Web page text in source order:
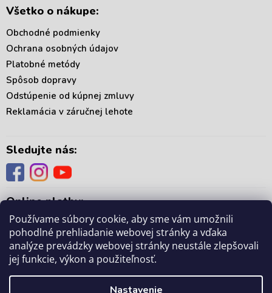
Používame súbory cookie, aby sme vám umožnili
pohodlné prehliadanie webovej stránky a vďaka
analýze prevádzky webovej stránky neustále zlepšovali
jej funkcie, výkon a použiteľnosť.
Nastavenie
Všetko o nákupe:
Obchodné podmienky
Ochrana osobných údajov
Platobné metódy
Spôsob dopravy
Odstúpenie od kúpnej zmluvy
Reklamácia v záručnej lehote
Sledujte nás:
Online platby:
mámedoma.sk . Všetky práva vyhradené.